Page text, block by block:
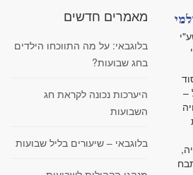
–
מאמרים חדשים
בלוגבאי: על מה התווכחו הילדים
בחג שבועות?
היערכות נכונה לקראת חג
השבועות
בלוגבאי – שיעורים בליל שבועות